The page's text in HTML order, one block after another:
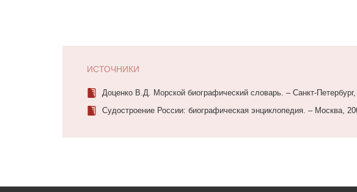
ИСТОЧНИКИ
Доценко В.Д. Морской биографический словарь. ‒ Санкт-Петербург,
Судостроение России: биографическая энциклопедия. – Москва,